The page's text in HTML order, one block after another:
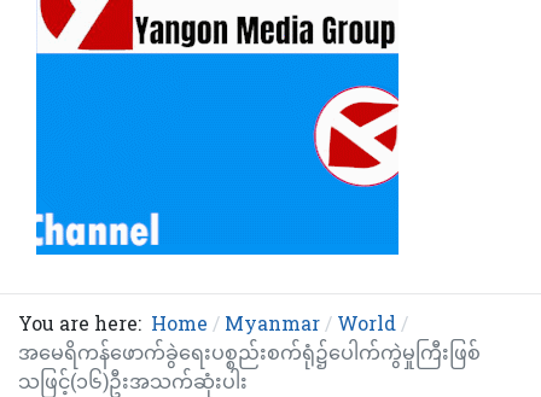
You are here: Home Myanmar
World
အမေရိကန်ဖောက်ခွဲရေးပစ္စည်းစက်ရုံ၌ပေါက်ကွဲမှုကြီးဖြစ်
သဖြင့်(၁၆)ဦးအသက်ဆုံးပါး